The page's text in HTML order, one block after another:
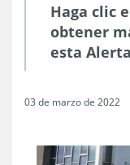
Haga clic
obtener
esta
03 de marzo de 2022